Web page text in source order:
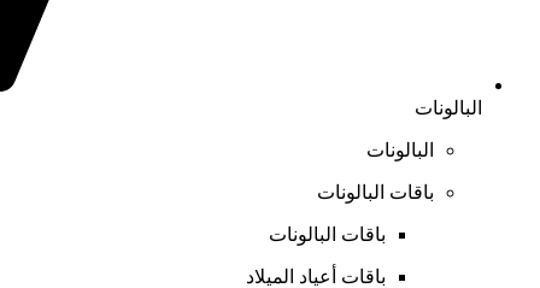
البالونات
البالونات
باقات البالونات
باقات البالونات
باقات أعياد الميلاد